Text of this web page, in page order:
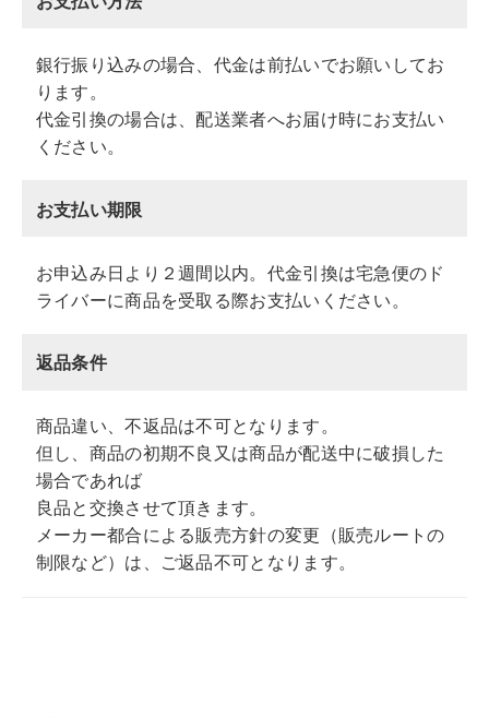
銀行振り込みの場合、代金は前払いでお願いしてお
ります。
代金引換の場合は、配送業者へお届け時にお支払い
ください。
お支払い期限
お申込み日より２週間以内。代金引換は宅急便のド
ライバーに商品を受取る際お支払いください。
返品条件
商品違い、不返品は不可となります。
但し、商品の初期不良又は商品が配送中に破損した
場合であれば
良品と交換させて頂きます。
メーカー都合による販売方針の変更（販売ルートの
制限など）は、ご返品不可となります。